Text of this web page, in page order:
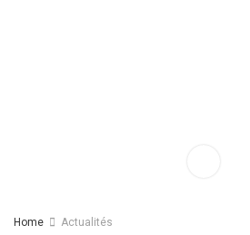
Home Actualités